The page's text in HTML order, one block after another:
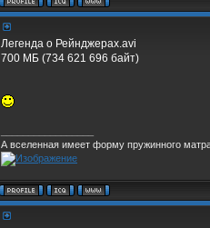
Легенда о Рейнджерах.avi
700 МБ (734 621 696 байт)
А вселенная имеет форму пружинного